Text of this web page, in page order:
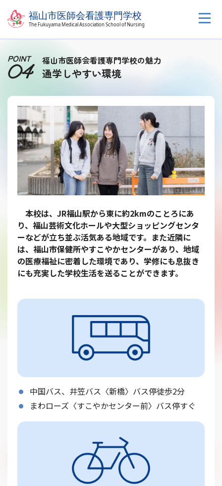
POINT
04 福山市医師会看護専門学校の魅力
通学しやすい環境
本校は、JR福山駅から東に約2kmのことろにあ
り、福山芸術文化ホールや大型ショッピングセンタ
ーなどが立ち並ぶ活気ある地域です。また近隣に
は、福山市保健所やすこやかセンターがあり、地域
の医療福祉に密着した環境であり、学修にも息抜き
にも充実した学校生活を送ることができます。
中国バス、井笠バス〈新橋〉バス停徒歩2分
まわローズ〈すこやかセンター前〉バス停すぐ